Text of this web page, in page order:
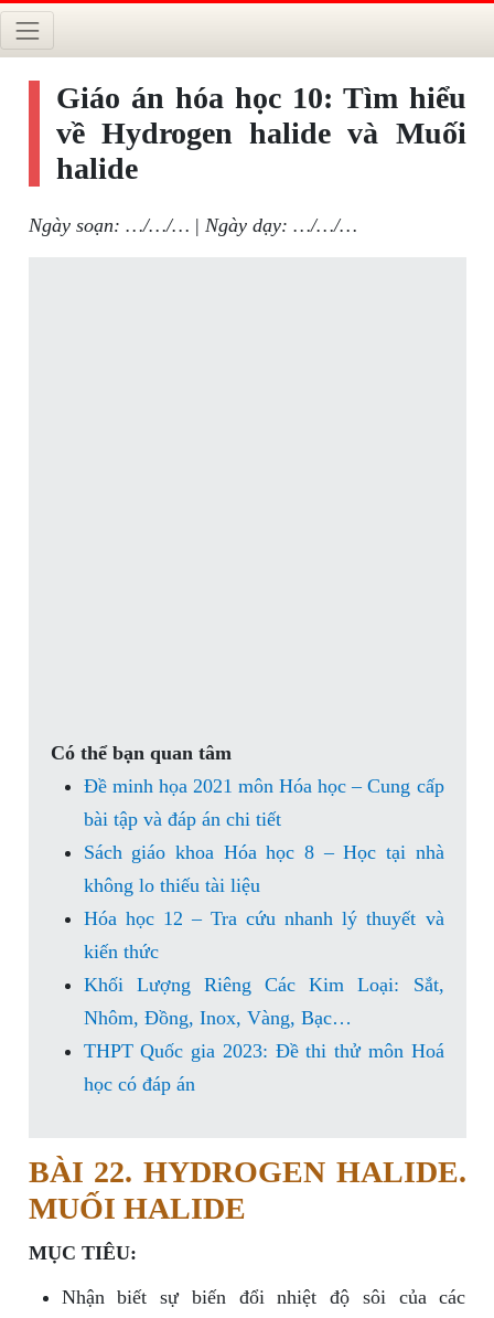
Giáo án hóa học 10: Tìm hiểu
về Hydrogen halide và Muối
halide
Ngày soạn: …/…/… | Ngày dạy: …/…/…
Có thể bạn quan tâm
Đề minh họa 2021 môn Hóa học – Cung cấp
bài tập và đáp án chi tiết
Sách giáo khoa Hóa học 8 – Học tại nhà
không lo thiếu tài liệu
Hóa học 12 – Tra cứu nhanh lý thuyết và
kiến thức
Khối Lượng Riêng Các Kim Loại: Sắt,
Nhôm, Đồng, Inox, Vàng, Bạc…
THPT Quốc gia 2023: Đề thi thử môn Hoá
học có đáp án
BÀI 22. HYDROGEN HALIDE.
MUỐI HALIDE
MỤC TIÊU:
Nhận biết sự biến đổi nhiệt độ sôi của các